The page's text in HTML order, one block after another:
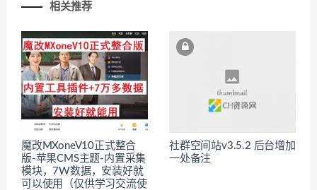
相关推荐
魔改MXoneV10正式整合
版-苹果CMS主题-内置采集
模块，7W数据，安装好就
可以使用（仅供学习交流使
社群空间站v3.5.2 后台增加
一处备注